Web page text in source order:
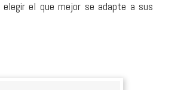
elegir el que mejor se adapte a sus